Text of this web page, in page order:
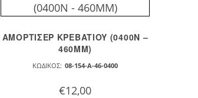
AMOPTIΣEP KPEBATIOY (0400N –
460MM)
ΚΩΔΙΚΌΣ: 08-154-A-46-0400
€12,00